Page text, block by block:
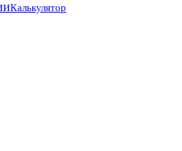
Калькулятор